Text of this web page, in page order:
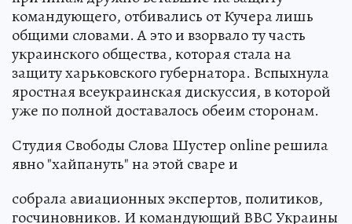
командующего, отбивались от Кучера лишь
общими словами. А это и взорвало ту часть
украинского общества, которая стала на
защиту харьковского губернатора. Вспыхнула
яростная всеукраинская дискуссия, в которой
уже по полной доставалось обеим сторонам.
Студия Свободы Слова Шустер online решила
явно "хайпануть" на этой сваре и
собрала авиационных экспертов, политиков,
госчиновников. И командующий ВВС Украины